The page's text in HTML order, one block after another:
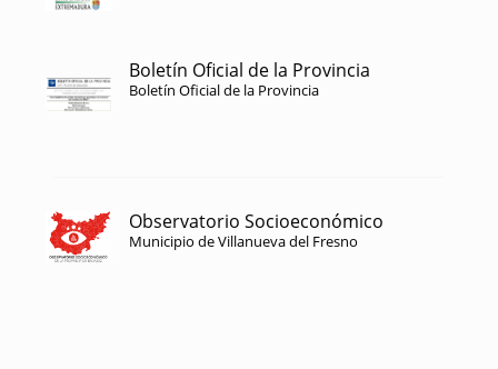
Boletín Oficial de la Provincia
Boletín Oficial de la Provincia
Observatorio Socioeconómico
Municipio de Villanueva del Fresno